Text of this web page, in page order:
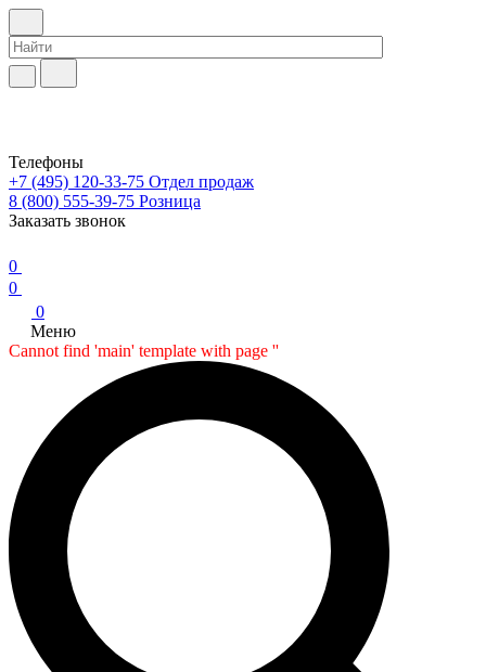
Телефоны
+7 (495) 120-33-75 Отдел продаж
8 (800) 555-39-75 Розница
Заказать звонок
0
0
0
Меню
Cannot find 'main' template with page ''